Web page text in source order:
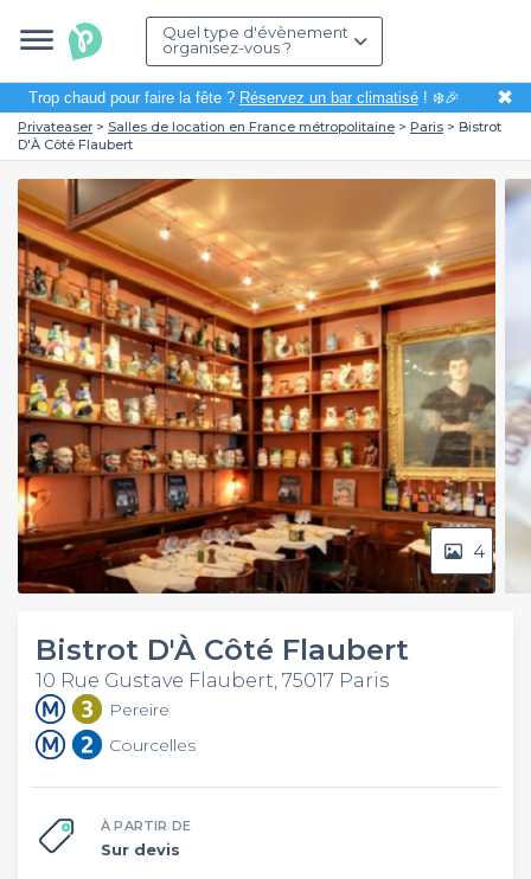
Quel type d'évènement
organisez-vous ?
Trop chaud pour faire la fête ? Réservez un bar climatisé! ❄️🎉 ✖
Privateaser Salles de location en France métropolitaine Paris
Bistrot
D'À Côté Flaubert
4
Bistrot D'À Côté Flaubert
10 Rue Gustave Flaubert, 75017 Paris
Pereire
Courcelles
À PARTIR DE
Sur devis